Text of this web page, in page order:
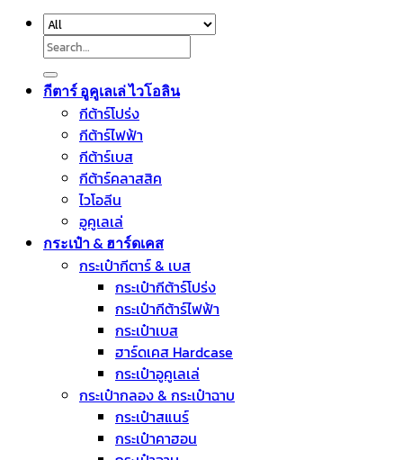
Search
for:
กีตาร์ อูคูเลเล่ ไวโอลิน
กีต้าร์โปร่ง
กีต้าร์ไฟฟ้า
กีต้าร์เบส
กีต้าร์คลาสสิค
ไวโอลีน
อูคูเลเล่
กระเป๋า & ฮาร์ดเคส
กระเป๋ากีตาร์ & เบส
กระเป๋ากีต้าร์โปร่ง
กระเป๋ากีต้าร์ไฟฟ้า
กระเป๋าเบส
ฮาร์ดเคส Hardcase
กระเป๋าอูคูเลเล่
กระเป๋ากลอง & กระเป๋าฉาบ
กระเป๋าสแนร์
กระเป๋าคาฮอน